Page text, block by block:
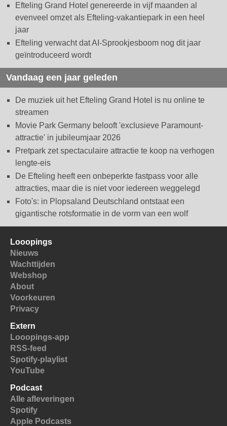
Efteling Grand Hotel genereerde in vijf maanden al
evenveel omzet als Efteling-vakantiepark in een heel
jaar
Efteling verwacht dat AI-Sprookjesboom nog dit jaar
geïntroduceerd wordt
Vandaag een jaar geleden
De muziek uit het Efteling Grand Hotel is nu online te
streamen
Movie Park Germany belooft 'exclusieve Paramount-
attractie' in jubileumjaar 2026
Pretpark zet spectaculaire attractie te koop na verhogen
lengte-eis
De Efteling heeft een onbeperkte fastpass voor alle
attracties, maar die is niet voor iedereen weggelegd
Foto's: in Plopsaland Deutschland ontstaat een
gigantische rotsformatie in de vorm van een wolf
Looopings
Nieuws
Wachttijden
Webshop
About
Voorkeuren
Privacy
Extern
Looopings-app
RSS-feed
Spotify-playlist
YouTube
Podcast
Alle afleveringen
Spotify
Apple Podcasts